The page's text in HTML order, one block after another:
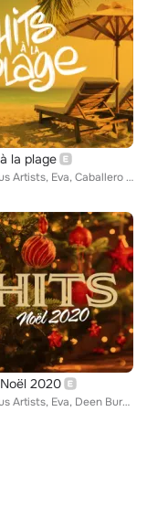
la plage
Various Artists, Eva, Caballero & JeanJass, Imen Es, Aloïse Sauvage, Hatik, Wejdene, Vegedream, Clara Luciani, Vitaa, Lorenzo, A...
2020
Various Artists, Eva, Deen Burbigo, Bolémvn, RK, Imen Es, SDM, Hatik, Sofiane, Wejdene, UZI, Green Montana, Dinos, Larry, Soolki...